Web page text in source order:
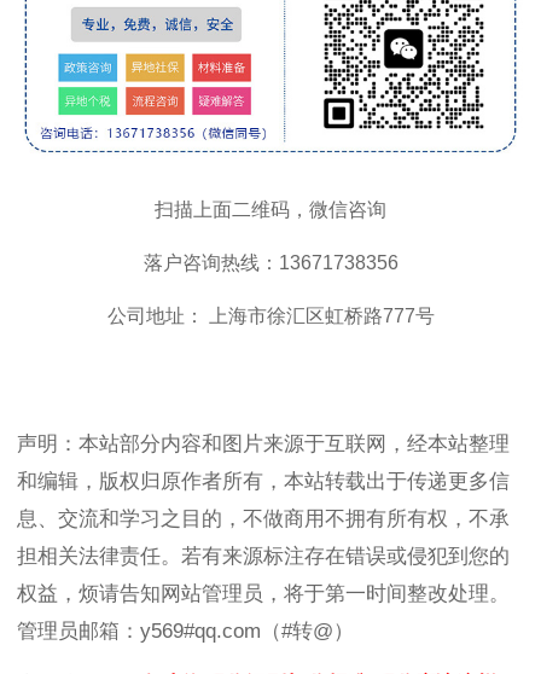
扫描上面二维码，微信咨询
落户咨询热线：13671738356
公司地址： 上海市徐汇区虹桥路777号
声明：本站部分内容和图片来源于互联网，经本站整理
和编辑，版权归原作者所有，本站转载出于传递更多信
息、交流和学习之目的，不做商用不拥有所有权，不承
担相关法律责任。若有来源标注存在错误或侵犯到您的
权益，烦请告知网站管理员，将于第一时间整改处理。
管理员邮箱：y569#qq.com（#转@）